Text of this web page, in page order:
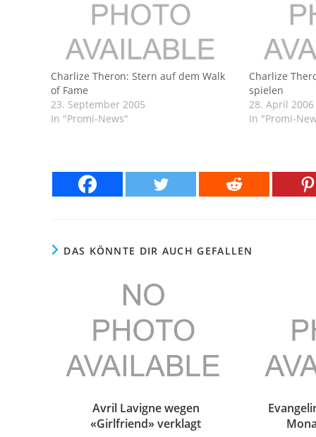
Charlize Theron: Stern auf dem Walk
of Fame
23. September 2005
In "Promi-News"
Charlize
spielen
28. April 2006
In "Promi-
DAS KÖNNTE DIR AUCH GEFALLEN
Avril Lavigne wegen
«Girlfriend» verklagt